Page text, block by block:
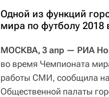
Одной из функций
мира по футболу
МОСКВА, 3 апр — РИА
во время Чемпионата
работы СМИ, сообщила на
Общественной палаты